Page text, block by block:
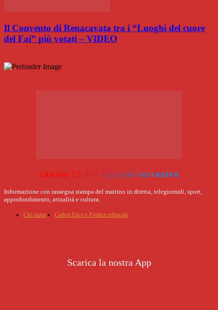
Il Convento di Renacavata tra i “Luoghi del cuore
del Fai” più votati – VIDEO
canale 12 del digitale terrestre
Informazione con rassegna stampa del mattino in diretta, telegiornali, sport,
approfondimento, attualità e cultura.
Chi siamo Codice Etico e Politica editoriale
Scarica la nostra App